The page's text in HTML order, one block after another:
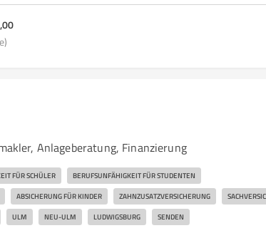
Anlageberatung, Finanzierung
FÜR SCHÜLER BERUFSUNFÄHIGKEIT FÜR STUDENTEN
ABSICHERUNG FÜR KINDER ZAHNZUSATZVERSICHERUNG
ULM NEU-ULM LUDWIGSBURG SENDEN